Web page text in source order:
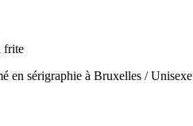
frite
en sérigraphie à Bruxelles / Unisexe